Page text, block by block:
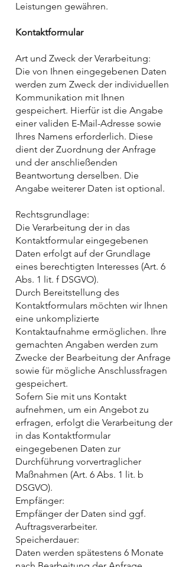
Leistungen gewähren.
Kontaktformular
Art und Zweck der Verarbeitung:
Die von Ihnen eingegebenen Daten
werden zum Zweck der individuellen
Kommunikation mit Ihnen
gespeichert. Hierfür ist die Angabe
einer validen E-Mail-Adresse sowie
Ihres Namens erforderlich. Diese
dient der Zuordnung der Anfrage
und der anschließenden
Beantwortung derselben. Die
Angabe weiterer Daten ist optional.
Rechtsgrundlage:
Die Verarbeitung der in das
Kontaktformular eingegebenen
Daten erfolgt auf der Grundlage
eines berechtigten Interesses (Art. 6
Abs. 1 lit. f DSGVO).
Durch Bereitstellung des
Kontaktformulars möchten wir Ihnen
eine unkomplizierte
Kontaktaufnahme ermöglichen. Ihre
gemachten Angaben werden zum
Zwecke der Bearbeitung der Anfrage
sowie für mögliche Anschlussfragen
gespeichert.
Sofern Sie mit uns Kontakt
aufnehmen, um ein Angebot zu
erfragen, erfolgt die Verarbeitung der
in das Kontaktformular
eingegebenen Daten zur
Durchführung vorvertraglicher
Maßnahmen (Art. 6 Abs. 1 lit. b
DSGVO).
Empfänger:
Empfänger der Daten sind ggf.
Auftragsverarbeiter.
Speicherdauer:
Daten werden spätestens 6 Monate